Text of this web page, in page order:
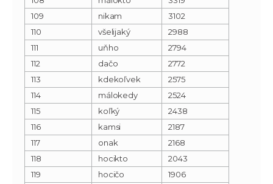
109
nikam
3102
110
všelijaký
2988
111
uňho
2794
112
dačo
2772
113
kdekoľvek
2575
114
málokedy
2524
115
koľký
2438
116
kamsi
2187
117
onak
2168
118
hocikto
2043
119
hocičo
1906